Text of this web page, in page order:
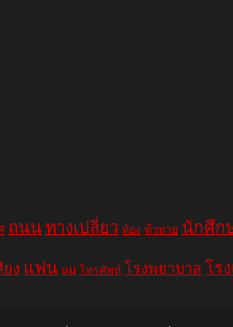
ถนนทางเปลี่ยว ท้อง ท้าทาย นักศึก
ยง แฟน แม่ โทรศัพท์ โรงพยาบาล โร